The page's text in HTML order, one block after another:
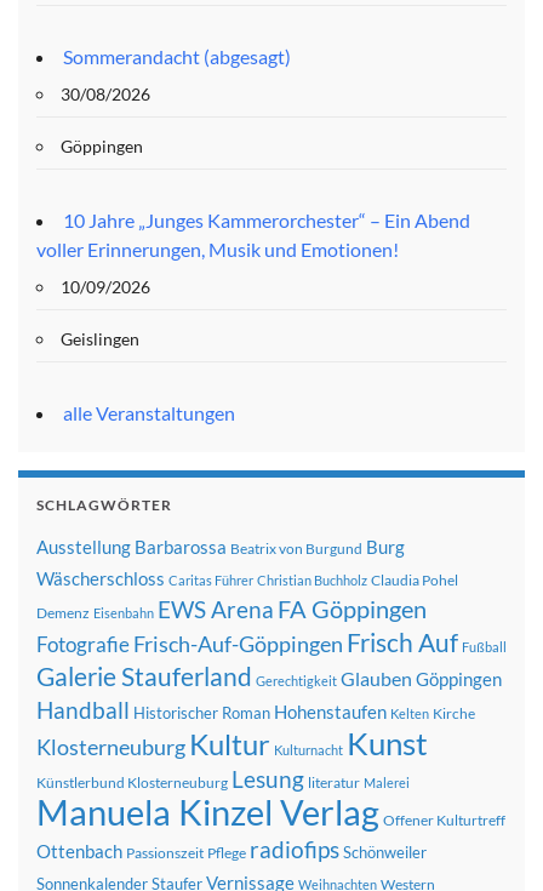
Sommerandacht (abgesagt)
30/08/2026
Göppingen
10 Jahre „Junges Kammerorchester“ – Ein Abend
voller Erinnerungen, Musik und Emotionen!
10/09/2026
Geislingen
alle Veranstaltungen
SCHLAGWÖRTER
Ausstellung Barbarossa Beatrix von Burgund Burg
Wäscherschloss Caritas Führer Christian Buchholz Claudia Pohel
Demenz Eisenbahn EWS Arena FA Göppingen
FotografieFrisch-Auf-Göppingen Frisch Auf Fußball
Galerie Stauferland Gerechtigkeit Glauben Göppingen
Handball Historischer Roman Hohenstaufen Kelten Kirche
Klosterneuburg Kultur Kulturnacht Kunst
Künstlerbund Klosterneuburg Lesung literatur Malerei
Manuela Kinzel Verlag Offener Kulturtreff
Ottenbach Passionszeit Pflege radiofipsSchönweiler
SonnenkalenderStauferVernissage Weihnachten Western